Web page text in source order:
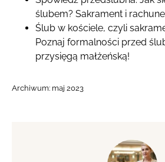
ślubem? Sakrament i
Ślub w kościele, czyli
Poznaj formalności przed
przysięgą małżeńską!
Archiwum: maj 2023